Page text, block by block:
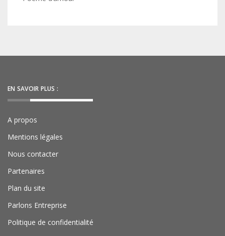
EN SAVOIR PLUS :
A propos
Mentions légales
Nous contacter
Partenaires
Plan du site
Parlons Entreprise
Politique de confidentialité